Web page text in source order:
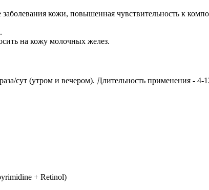
кожи, повышенная чувствительность к
на кожу молочных желез.
сут (утром и вечером). Длительность применения - 4-
+ Retinol)